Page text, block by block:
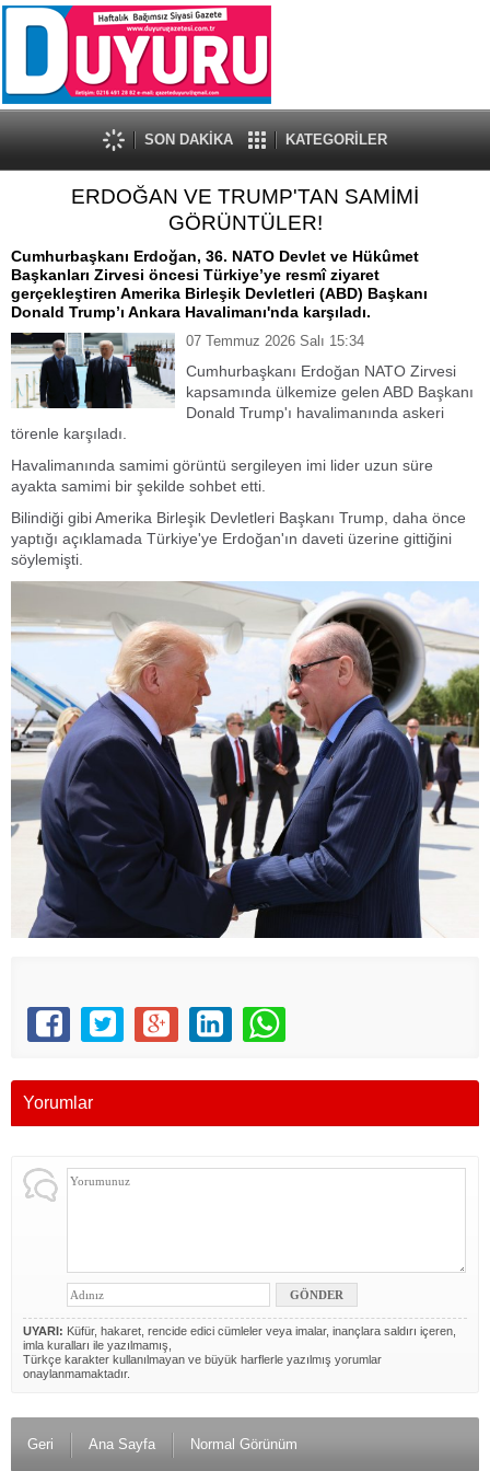
SON DAKİKA KATEGORİLER
ERDOĞAN VE TRUMP'TAN SAMİMİ
GÖRÜNTÜLER!
Cumhurbaşkanı Erdoğan, 36. NATO Devlet ve Hükûmet
Başkanları Zirvesi öncesi Türkiye’ye resmî ziyaret
gerçekleştiren Amerika Birleşik Devletleri (ABD) Başkanı
Donald Trump’ı Ankara Havalimanı'nda karşıladı.
07 Temmuz 2026 Salı 15:34
Cumhurbaşkanı Erdoğan NATO Zirvesi
kapsamında ülkemize gelen ABD Başkanı
Donald Trump'ı havalimanında askeri
törenle karşıladı.
Havalimanında samimi görüntü sergileyen imi lider uzun süre
ayakta samimi bir şekilde sohbet etti.
Bilindiği gibi Amerika Birleşik Devletleri Başkanı Trump, daha önce
yaptığı açıklamada Türkiye'ye Erdoğan'ın daveti üzerine gittiğini
söylemişti.
Yorumlar
UYARI: Küfür, hakaret, rencide edici cümleler veya imalar, inançlara saldırı içeren,
imla kuralları ile yazılmamış,
Türkçe karakter kullanılmayan ve büyük harflerle yazılmış yorumlar
onaylanmamaktadır.
Geri Ana Sayfa Normal Görünüm